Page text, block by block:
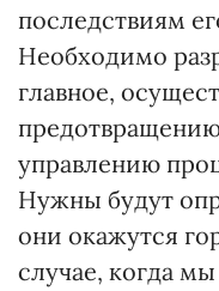
последствиям
Необходимо
главное,
управлению
Нужны будут
они окажутся
случае, когда